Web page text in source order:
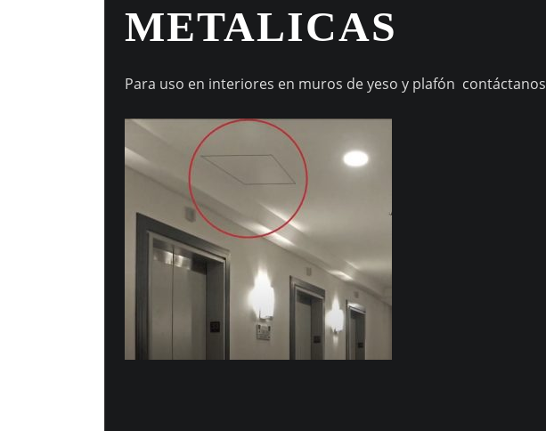
METALICAS
Para uso en interiores en muros de yeso y plafón contáctanos